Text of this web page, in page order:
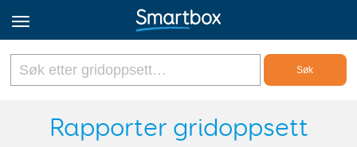
Online Grids
Rapporter gridoppsett